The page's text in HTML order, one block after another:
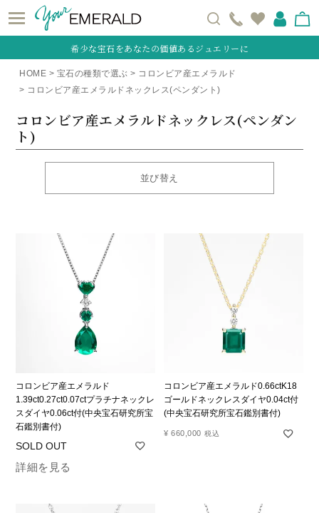
希少な宝石をあなたの価値あるジュエリーに
HOME 宝石の種類で選ぶ
コロンビア産エメラルド
コロンビア産エメラルドネックレス(ペンダント)
コロンビア産エメラルドネックレス(ペンダン
ト)
並び替え
コロンビア産エメラルド
1.39ct0.27ct0.07ctプラチナネックレ
スダイヤ0.06ct付(中央宝石研究所宝
石鑑別書付)
詳細を見る
コロンビア産エメラルド0.66ctK18
ゴールドネックレスダイヤ0.04ct付
(中央宝石研究所宝石鑑別書付)
¥ 660,000 税込